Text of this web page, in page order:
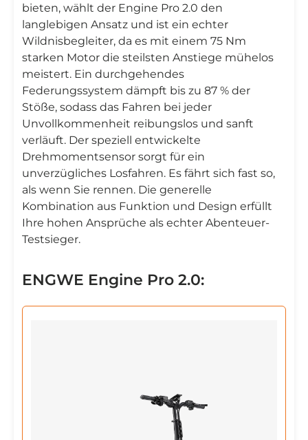
bieten, wählt der Engine Pro 2.0 den
langlebigen Ansatz und ist ein echter
Wildnisbegleiter, da es mit einem 75 Nm
starken Motor die steilsten Anstiege mühelos
meistert. Ein durchgehendes
Federungssystem dämpft bis zu 87 % der
Stöße, sodass das Fahren bei jeder
Unvollkommenheit reibungslos und sanft
verläuft. Der speziell entwickelte
Drehmomentsensor sorgt für ein
unverzügliches Losfahren. Es fährt sich fast so,
als wenn Sie rennen. Die generelle
Kombination aus Funktion und Design erfüllt
Ihre hohen Ansprüche als echter Abenteuer-
Testsieger.
ENGWE Engine Pro 2.0: